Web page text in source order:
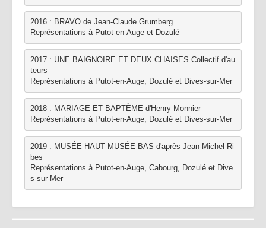
2016 : BRAVO de Jean-Claude Grumberg
Représentations à Putot-en-Auge et Dozulé
2017 : UNE BAIGNOIRE ET DEUX CHAISES Collectif d'au
teurs
Représentations à Putot-en-Auge, Dozulé et Dives-sur-Mer
2018 : MARIAGE ET BAPTÈME d'Henry Monnier
Représentations à Putot-en-Auge, Dozulé et Dives-sur-Mer
2019 : MUSÉE HAUT MUSÉE BAS d'après Jean-Michel Ri
bes
Représentations à Putot-en-Auge, Cabourg, Dozulé et Dive
s-sur-Mer